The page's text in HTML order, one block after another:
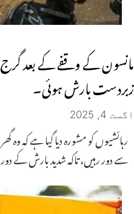
مانسون کے وقفے کے بعد
زبردست بارش ہوئی۔
اگست 4, 2025
رہائشیوں کو مشورہ دیا گیا ہے کہ وہ
سے دور رہیں، تاکہ شدید بارش کے